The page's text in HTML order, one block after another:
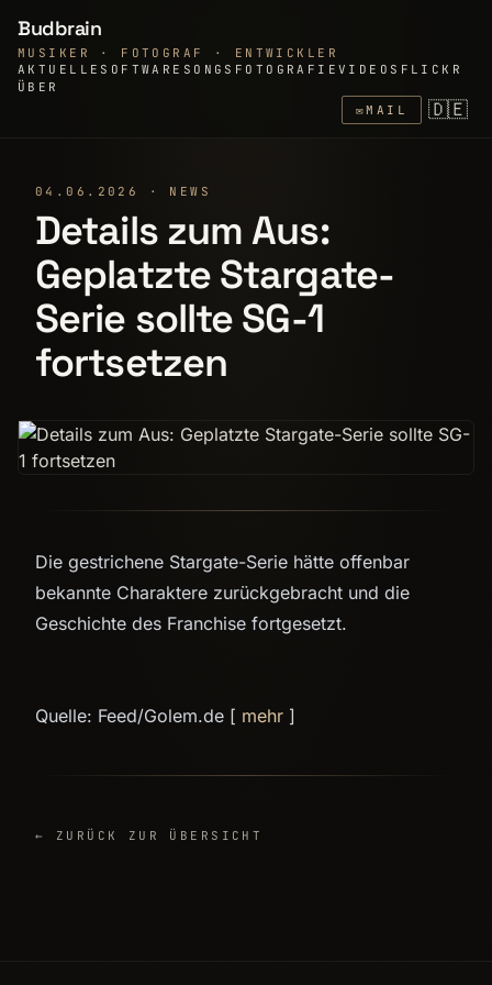
Budbrain
MUSIKER · FOTOGRAF · ENTWICKLER
AKTUELLE SOFTWARE SONGS FOTOGRAFIEVIDEOS FLICKR
ÜBER
✉MAIL 🇩🇪
04.06.2026 · NEWS
Details zum Aus:
Geplatzte Stargate-
Serie sollte SG-1
fortsetzen
Die gestrichene Stargate-Serie hätte offenbar
bekannte Charaktere zurückgebracht und die
Geschichte des Franchise fortgesetzt.
Quelle: Feed/Golem.de [ mehr ]
← ZURÜCK ZUR ÜBERSICHT